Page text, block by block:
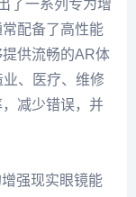
了一系列专为增
配备了高性能
供流畅的AR体
、医疗、维修
减少错误，并
强现实眼镜能